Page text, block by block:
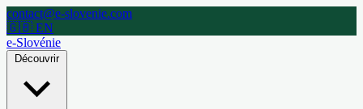
contact@e-slovenie.com
🇬🇧 EN
e-Slovénie
Découvrir